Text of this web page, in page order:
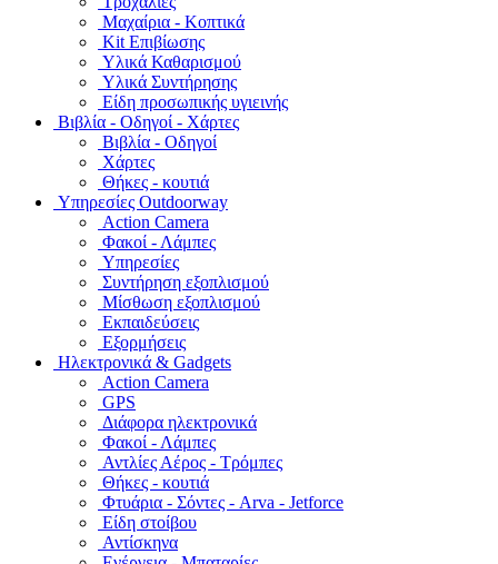
Μαχαίρια - Κοπτικά
Kit Επιβίωσης
Υλικά Καθαρισμού
Υλικά Συντήρησης
Είδη προσωπικής υγιεινής
Bιβλία - Οδηγοί - Χάρτες
Βιβλία - Οδηγοί
Χάρτες
Θήκες - κουτιά
Υπηρεσίες Outdoorway
Action Camera
Φακοί - Λάμπες
Υπηρεσίες
Συντήρηση εξοπλισμού
Μίσθωση εξοπλισμού
Εκπαιδεύσεις
Εξορμήσεις
Ηλεκτρονικά & Gadgets
Action Camera
GPS
Διάφορα ηλεκτρονικά
Φακοί - Λάμπες
Αντλίες Αέρος - Τρόμπες
Θήκες - κουτιά
Φτυάρια - Σόντες - Arva - Jetforce
Είδη στοίβου
Αντίσκηνα